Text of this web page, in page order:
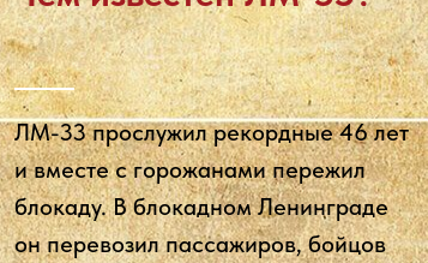
ЛМ-33 прослужил рекордные 46 лет
и вместе с горожанами пережил
блокаду. В блокадном Ленинграде
он перевозил пассажиров, бойцов